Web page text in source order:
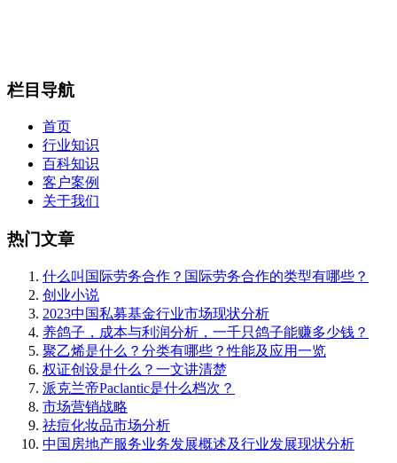
栏目导航
首页
行业知识
百科知识
客户案例
关于我们
热门文章
什么叫国际劳务合作？国际劳务合作的类型有哪些？
创业小说
2023中国私募基金行业市场现状分析
养鸽子，成本与利润分析，一千只鸽子能赚多少钱？
聚乙烯是什么？分类有哪些？性能及应用一览
权证创设是什么？一文讲清楚
派克兰帝Paclantic是什么档次？
市场营销战略
祛痘化妆品市场分析
中国房地产服务业务发展概述及行业发展现状分析